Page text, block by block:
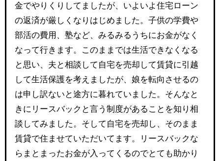
金でやりくりしてましたが、いよいよ住宅ローン
の返済が厳しくなりはじめました。子供の学費や
部活の費用、塾など、みるみるうちにお金がなく
なって行きます。このままでは生活できなくなる
と思い、夫と相談して自宅を売却して賃貸に引越
して生活保護を考えましたが、娘を転向させるの
は申し訳ないと途方に暮れていました。そんなと
きにリースバックと言う制度があることを知り相
談してみました。そして自宅を売却し、そのまま
賃貸で住ませていただいてます。リースバックな
らまとまったお金が入ってくるのでとても助かり